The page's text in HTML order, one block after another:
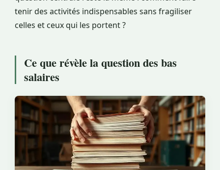
tenir des activités indispensables sans fragiliser
celles et ceux qui les portent ?
Ce que révèle la question des bas
salaires